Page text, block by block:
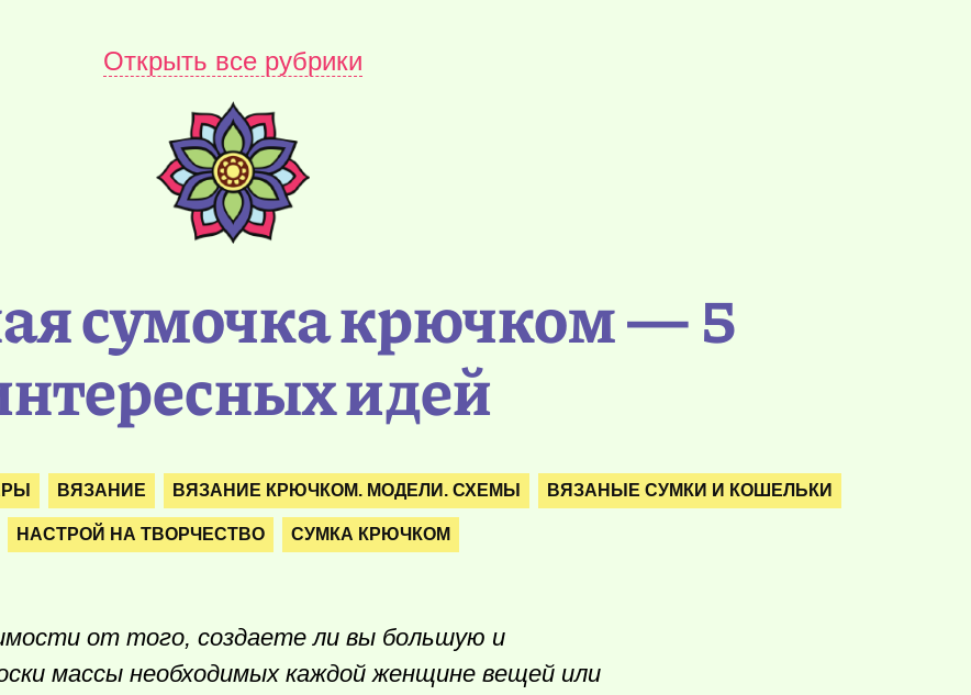
Открыть все рубрики
сумочка крючком — 5
идей
ВЯЗАНИЕ ВЯЗАНИЕ КРЮЧКОМ. МОДЕЛИ. СХЕМЫ ВЯЗАНЫЕ СУМКИ И КОШЕЛЬКИ
НАСТРОЙ НА ТВОРЧЕСТВО СУМКА КРЮЧКОМ
от того, создаете ли вы большую и
массы необходимых каждой женщине вещей или